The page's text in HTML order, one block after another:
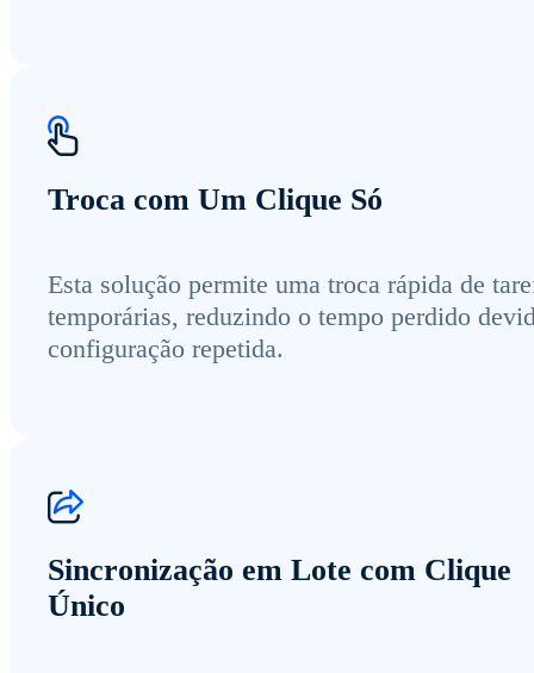
Troca com Um Clique Só
Esta solução permite uma troca rápida de
temporárias, reduzindo o tempo perdido
configuração repetida.
Sincronização em Lote com Clique
Único